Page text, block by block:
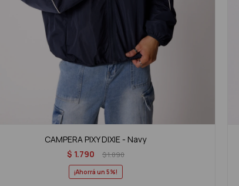
CAMPERA PIXY DIXIE - Navy
$ 1.790 $1.890
5